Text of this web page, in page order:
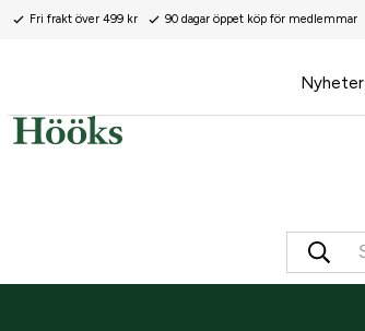
Fri frakt över 499 kr 90 dagar öppet köp för medlemmar
Nyheter